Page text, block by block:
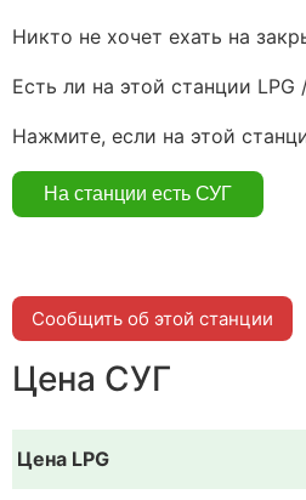
Никто не хочет ехать на
Есть ли на этой станции LPG
Нажмите, если на этой
Сообщить об этой станции
Цена СУГ
Цена LPG